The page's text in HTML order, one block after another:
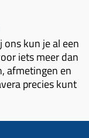
kun je al een
iets meer dan
afmetingen en
precies kunt